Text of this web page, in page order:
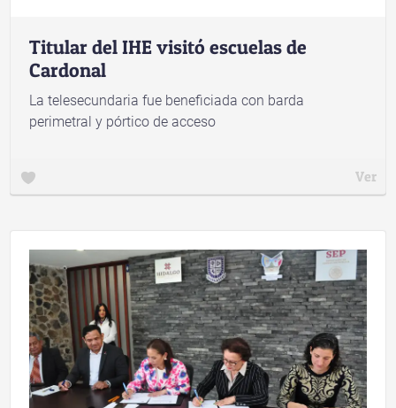
Titular del IHE visitó escuelas de
Cardonal
La telesecundaria fue beneficiada con barda
perimetral y pórtico de acceso
Ver